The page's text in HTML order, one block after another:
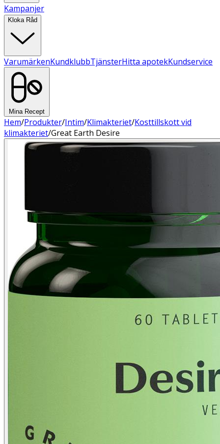
Kampanjer
Kloka Råd
VarumärkenKundklubbTjänsterHitta apotekKundservice
Mina Recept
Hem/Produkter/Intim/Klimakteriet/Kosttillskott vid
klimakteriet/Great Earth Desire